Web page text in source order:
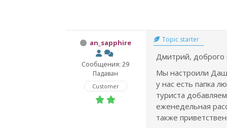
an_sapphire
Сообщения: 29
Падаван
Customer
Topic starter
Дмитрий, доброго
Мы настроили
у нас есть папка
туриста
еженедельная
также